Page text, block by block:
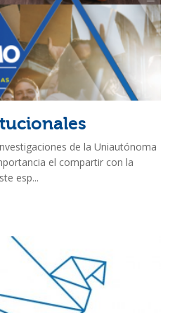
de la Uniautónoma
el compartir con la
esp...